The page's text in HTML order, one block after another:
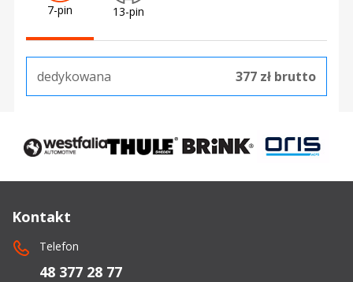
7-pin 13-pin
dedykowana 377 zł brutto
Kontakt
Telefon
48 377 28 77